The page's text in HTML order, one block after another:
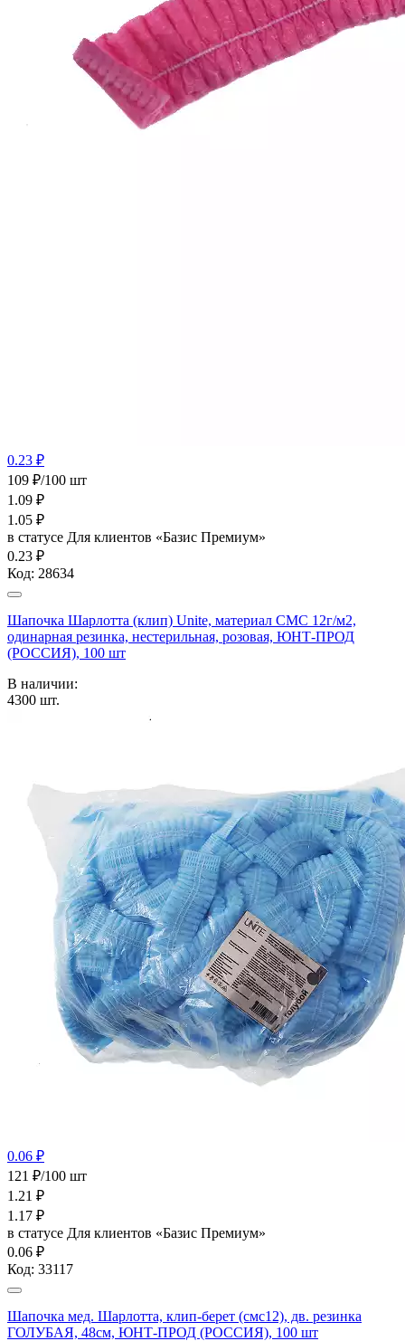
0.23 ₽
109 ₽/100 шт
1.09 ₽
1.05 ₽
в статусе Для клиентов «Базис Премиум»
0.23 ₽
Код: 28634
Шапочка Шарлотта (клип) Unite, материал СМС 12г/м2,
одинарная резинка, нестерильная, розовая, ЮНТ-ПРОД
(РОССИЯ), 100 шт
В наличии:
4300 шт.
0.06 ₽
121 ₽/100 шт
1.21 ₽
1.17 ₽
в статусе Для клиентов «Базис Премиум»
0.06 ₽
Код: 33117
Шапочка мед. Шарлотта, клип-берет (смс12), дв. резинка
ГОЛУБАЯ, 48см, ЮНТ-ПРОД (РОССИЯ), 100 шт